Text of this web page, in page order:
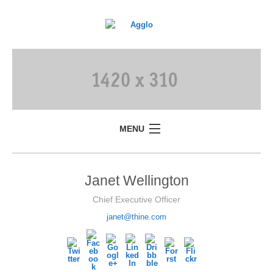
MENU
Janet Wellington
Chief Executive Officer
janet@thine.com